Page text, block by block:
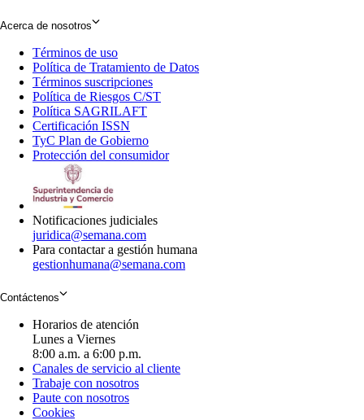
Acerca de nosotros
Términos de uso
in
new
window
Política de Tratamiento de Datos
Términos suscripciones
in
Política de Riesgos C/ST
Política SAGRILAFT
new
window
Certificación ISSN
in
new
TyC Plan de Gobierno
in
Protección del consumidorOpens
Notificaciones judiciales
juridica@semana.com
Para contactar a gestión humana
gestionhumana@semana.com
Contáctenos
Horarios de atención
Lunes a Viernes
8:00 a.m. a 6:00 p.m.
Canales de servicio al cliente
Trabaje con nosotros
Paute con nosotros
Cookies